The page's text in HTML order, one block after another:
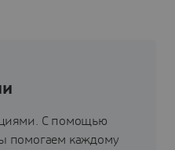
С помощью
помогаем каждому